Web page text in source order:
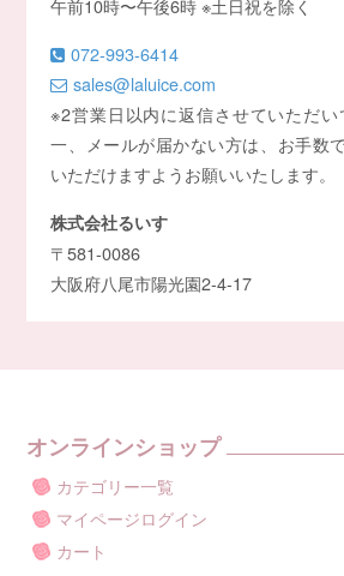
072-993-6414
sales@laluice.com
※2営業日以内に返信させていただ
一、メールが届かない方は、お手数
いただけますようお願いいたします。
株式会社るいす
〒581-0086
大阪府八尾市陽光園2-4-17
オンラインショップ
カテゴリー一覧
マイページログイン
カート